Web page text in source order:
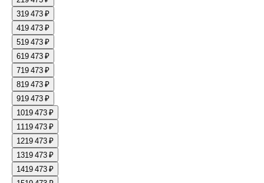
319 473 ₽
419 473 ₽
519 473 ₽
619 473 ₽
719 473 ₽
819 473 ₽
919 473 ₽
1019 473 ₽
1119 473 ₽
1219 473 ₽
1319 473 ₽
1419 473 ₽